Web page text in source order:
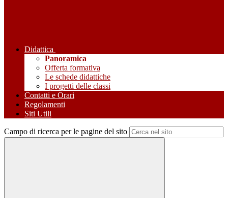
Didattica
Panoramica
Offerta formativa
Le schede didattiche
I progetti delle classi
Contatti e Orari
Regolamenti
Siti Utili
Campo di ricerca per le pagine del sito